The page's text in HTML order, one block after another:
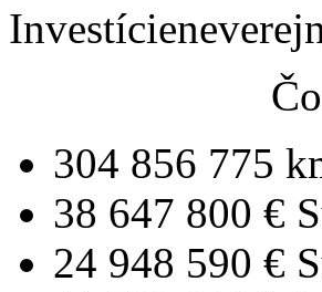
Investície
304 856 775
38 647 800 €
24 948 590 €